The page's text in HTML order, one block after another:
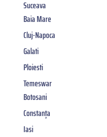
Suceava
Baia Mare
Cluj-Napoca
Galati
Ploiesti
Temeswar
Botosani
Constanța
Iasi